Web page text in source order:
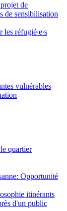
de
de sensibilisation
réfugié∙e∙s
vulnérables
quartier
Opportunité
itinérants
d'un public